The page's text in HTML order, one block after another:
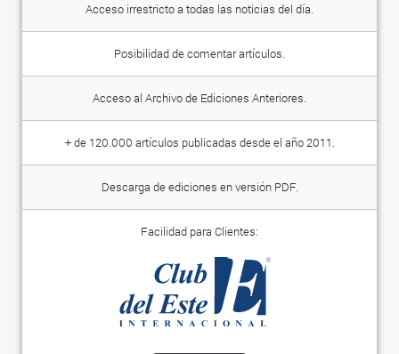
Acceso irrestricto a todas las noticias del día.
Posibilidad de comentar artículos.
Acceso al Archivo de Ediciones Anteriores.
+ de 120.000 artículos publicadas desde el año 2011.
Descarga de ediciones en versión PDF.
Facilidad para Clientes: